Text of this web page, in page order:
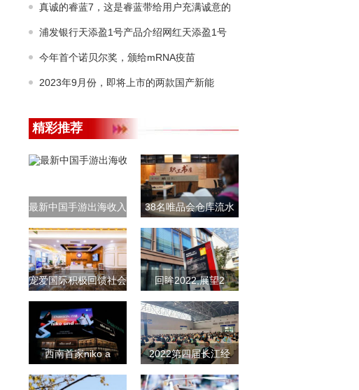
真诚的睿蓝7，这是睿蓝带给用户充满诚意的
浦发银行天添盈1号产品介绍网红天添盈1号
今年首个诺贝尔奖，颁给mRNA疫苗
2023年9月份，即将上市的两款国产新能
精彩推荐
最新中国手游出海收入 38名唯品会仓库流水
宠爱国际积极回馈社会 回眸2022,展望2
西南首家niko a 2022第四届长江经